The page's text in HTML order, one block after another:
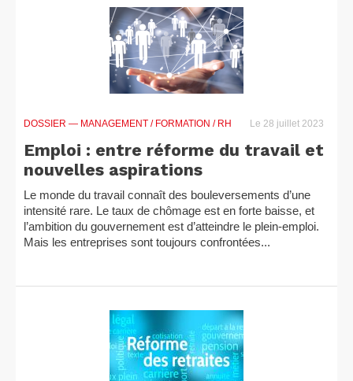
DOSSIER — MANAGEMENT / FORMATION / RH Le 28 juillet 2023
Emploi : entre réforme du travail et
nouvelles aspirations
Le monde du travail connaît des bouleversements d’une
intensité rare. Le taux de chômage est en forte baisse, et
l’ambition du gouvernement est d’atteindre le plein-emploi.
Mais les entreprises sont toujours confrontées...